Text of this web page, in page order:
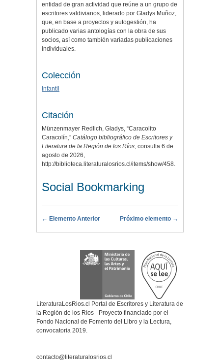
entidad de gran actividad que reúne a un grupo de
escritores valdivianos, liderado por Gladys Muñoz,
que, en base a proyectos y autogestión, ha
publicado varias antologías con la obra de sus
socios, así como también variadas publicaciones
individuales.
Colección
Infantil
Citación
Münzenmayer Redlich, Gladys, “Caracolito
Caracolín,” Catálogo bibliográfico de Escritores y
Literatura de la Región de los Ríos, consulta 6 de
agosto de 2026,
http://biblioteca.literaturalosrios.cl/items/show/458.
Social Bookmarking
← Elemento Anterior Próximo elemento →
LiteraturaLosRios.cl Portal de Escritores y Literatura de
la Región de los Ríos - Proyecto financiado por el
Fondo Nacional de Fomento del Libro y la Lectura,
convocatoria 2019.
contacto@literaturalosrios.cl